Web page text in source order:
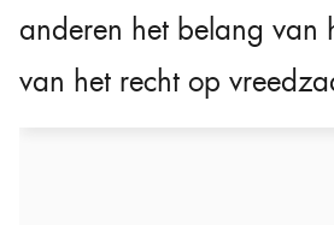
anderen het belang van
van het recht op